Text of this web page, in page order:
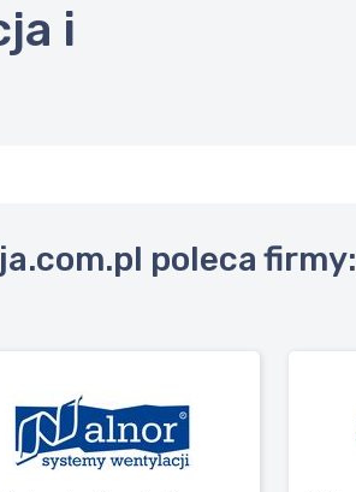
i
poleca firmy: